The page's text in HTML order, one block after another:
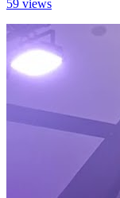
59 views